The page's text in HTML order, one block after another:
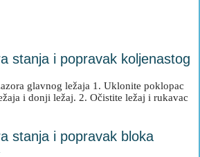
stanja i popravak koljenastog
glavnog ležaja 1. Uklonite poklopac
i donji ležaj. 2. Očistite ležaj i rukavac
stanja i popravak bloka